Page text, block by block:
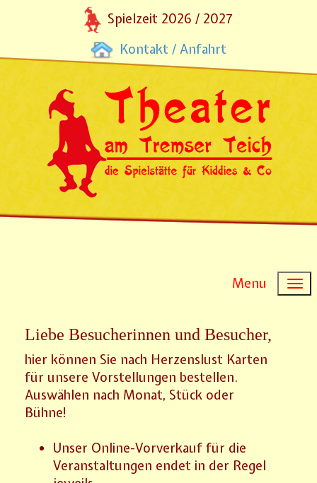
Spielzeit 2026 / 2027
Kontakt / Anfahrt
Menu
Liebe Besucherinnen und Besucher,
hier können Sie nach Herzenslust Karten
für unsere Vorstellungen bestellen.
Auswählen nach Monat, Stück oder
Bühne!
Unser Online-Vorverkauf für die
Veranstaltungen endet in der Regel